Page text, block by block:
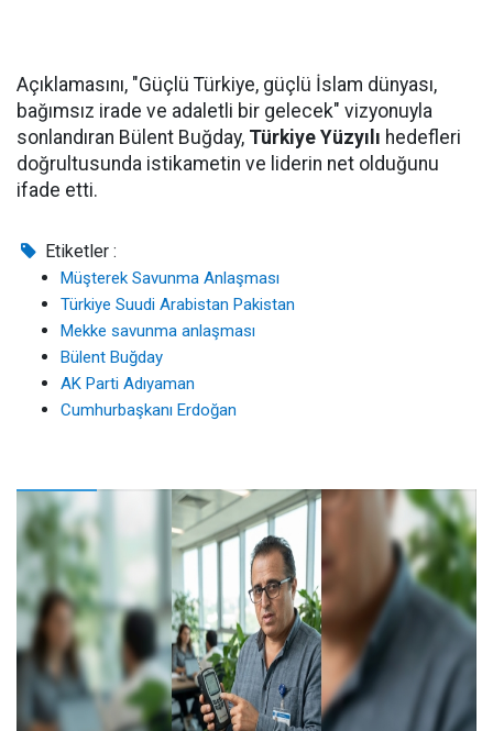
Açıklamasını, "Güçlü Türkiye, güçlü İslam dünyası,
bağımsız irade ve adaletli bir gelecek" vizyonuyla
sonlandıran Bülent Buğday, Türkiye Yüzyılı hedefleri
doğrultusunda istikametin ve liderin net olduğunu
ifade etti.
Etiketler :
Müşterek Savunma Anlaşması
Türkiye Suudi Arabistan Pakistan
Mekke savunma anlaşması
Bülent Buğday
AK Parti Adıyaman
Cumhurbaşkanı Erdoğan